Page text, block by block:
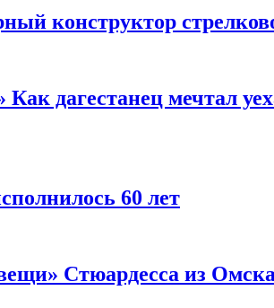
конструктор
дагестанец мечтал
60 лет
Стюардесса из